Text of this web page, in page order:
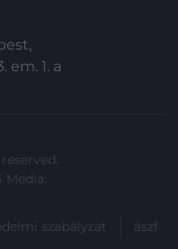
em. 1. a
Media.
szabályzat ászf